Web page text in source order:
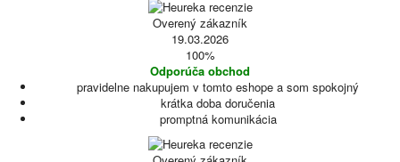
Overený zákazník
19.03.2026
100%
Odporúča obchod
pravidelne nakupujem v tomto eshope a som spokojný
krátka doba doručenia
promptná komunikácia